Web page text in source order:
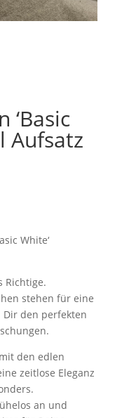
‘Basic
Aufsatz
White‘
Richtige.
stehen für eine
den perfekten
den edlen
zeitlose Eleganz
an und